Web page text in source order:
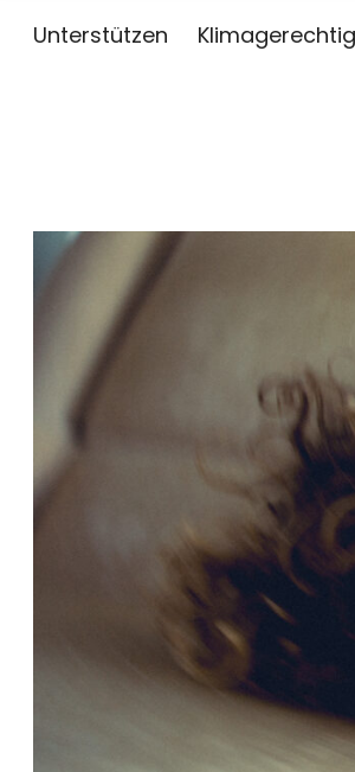
Unterstützen
ZWISCHEN KUNST,